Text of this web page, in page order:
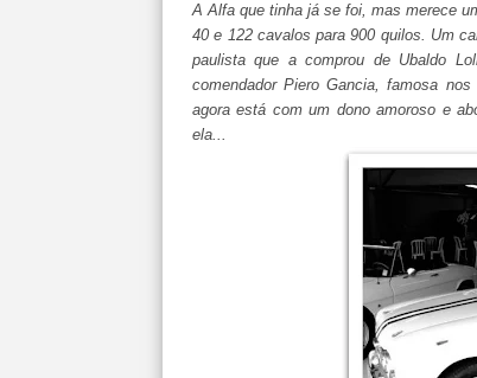
A Alfa que tinha já se foi, mas merece
40 e 122 cavalos para 900 quilos. Um
paulista que a comprou de Ubaldo
comendador Piero Gancia, famosa
agora está com um dono amoroso e
ela...